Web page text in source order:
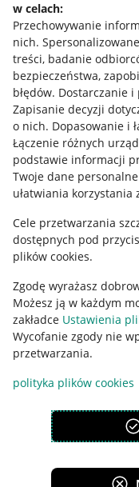
w celach:
Przechowywanie
nich.
treści, badanie
bezpieczeństwa,
błędów. Dostarczanie
Zapisanie decyzji
o nich. Dopasowanie i
Łączenie różnych
podstawie informacji
Twoje dane
ułatwiania korzystania
Cele przetwarzania
dostępnych pod
plików cookies.
Zgodę wyrażasz
Możesz ją w każdym
zakładce Ustawienia
Wycofanie zgody nie
przetwarzania.
polityka plików cookies
Allegro Gadane dla
Allegro Gadane dla
Mapa miejscowości
Informacje prawne
Regulamin
Polityka plików
Ustawienia plików
Udostępnianie
Informacje dla Aktu o
Pobierz aplikację